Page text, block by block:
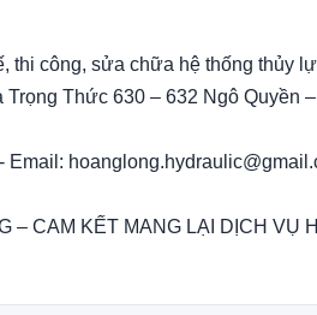
thi công, sửa chữa hệ thống thủy
Trọng Thức 630 – 632 Ngô Quyền
– CAM KẾT MANG LẠI DỊCH VỤ